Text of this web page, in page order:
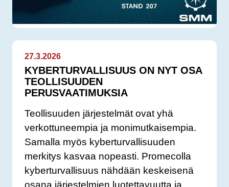
27.3.2026
KYBERTURVALLISUUS ON NYT OSA
TEOLLISUUDEN
PERUSVAATIMUKSIA
Teollisuuden järjestelmät ovat yhä
verkottuneempia ja monimutkaisempia.
Samalla myös kyberturvallisuuden
merkitys kasvaa nopeasti. Promecolla
kyberturvallisuus nähdään keskeisenä
osana järjestelmien luotettavuutta ja